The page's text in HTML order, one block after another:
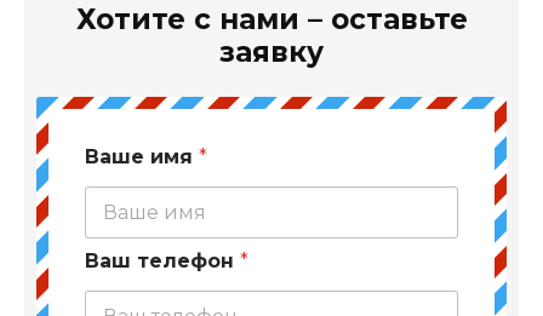
Хотите с нами – оставьте
заявку
Ваше имя *
Ваш телефон *